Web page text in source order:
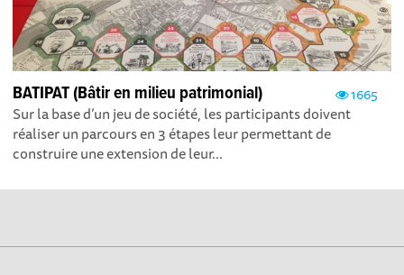
1665
BATIPAT (Bâtir en milieu patrimonial)
Sur la base d’un jeu de société, les participants doivent
réaliser un parcours en 3 étapes leur permettant de
construire une extension de leur...